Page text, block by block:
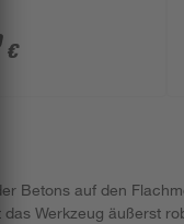
€
Betons auf den
Werkzeug äußerst